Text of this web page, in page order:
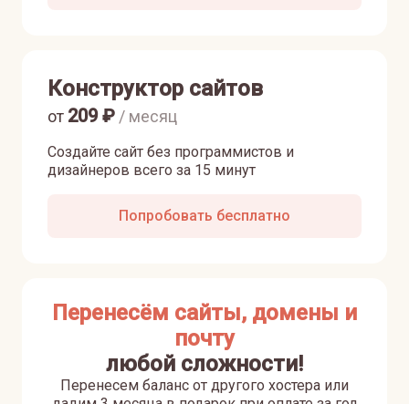
Конструктор сайтов
Создайте сайт без программистов и
дизайнеров всего за 15 минут
от 209₽ / месяц
Попробовать бесплатно
Перенесём сайты, домены и
почту
любой сложности!
Перенесем баланс от другого хостера или